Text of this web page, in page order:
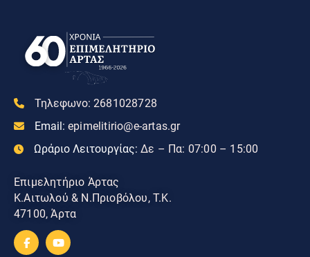
Τηλεφωνο: 2681028728
Email: epimelitirio@e-artas.gr
Ωράριο Λειτουργίας: Δε – Πα: 07:00 – 15:00
Επιμελητήριο Άρτας
Κ.Αιτωλού & Ν.Πριοβόλου, Τ.Κ.
47100, Άρτα